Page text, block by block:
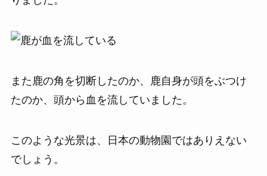
また鹿の角を切断したのか、鹿自身が頭をぶつけ
たのか、頭から血を流していました。
このような光景は、日本の動物園ではありえない
でしょう。